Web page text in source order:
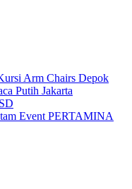
Arm Chairs Depok
Putih Jakarta
Event PERTAMINA